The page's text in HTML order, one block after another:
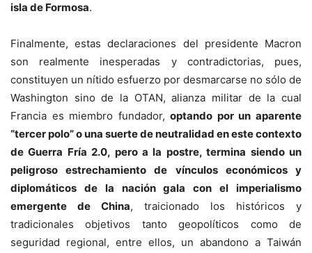
isla de Formosa.
Finalmente, estas declaraciones del presidente Macron
son realmente inesperadas y contradictorias, pues,
constituyen un nítido esfuerzo por desmarcarse no sólo de
Washington sino de la OTAN, alianza militar de la cual
Francia es miembro fundador,optando por un aparente
“tercer polo” o una suerte de neutralidad en este contexto
de Guerra Fría 2.0, pero a la postre, termina siendo un
peligroso estrechamiento de vínculos económicos y
diplomáticos de la nación gala con el imperialismo
emergente de China, traicionado los históricos y
tradicionales objetivos tanto geopolíticos como de
seguridad regional, entre ellos, un abandono a Taiwán